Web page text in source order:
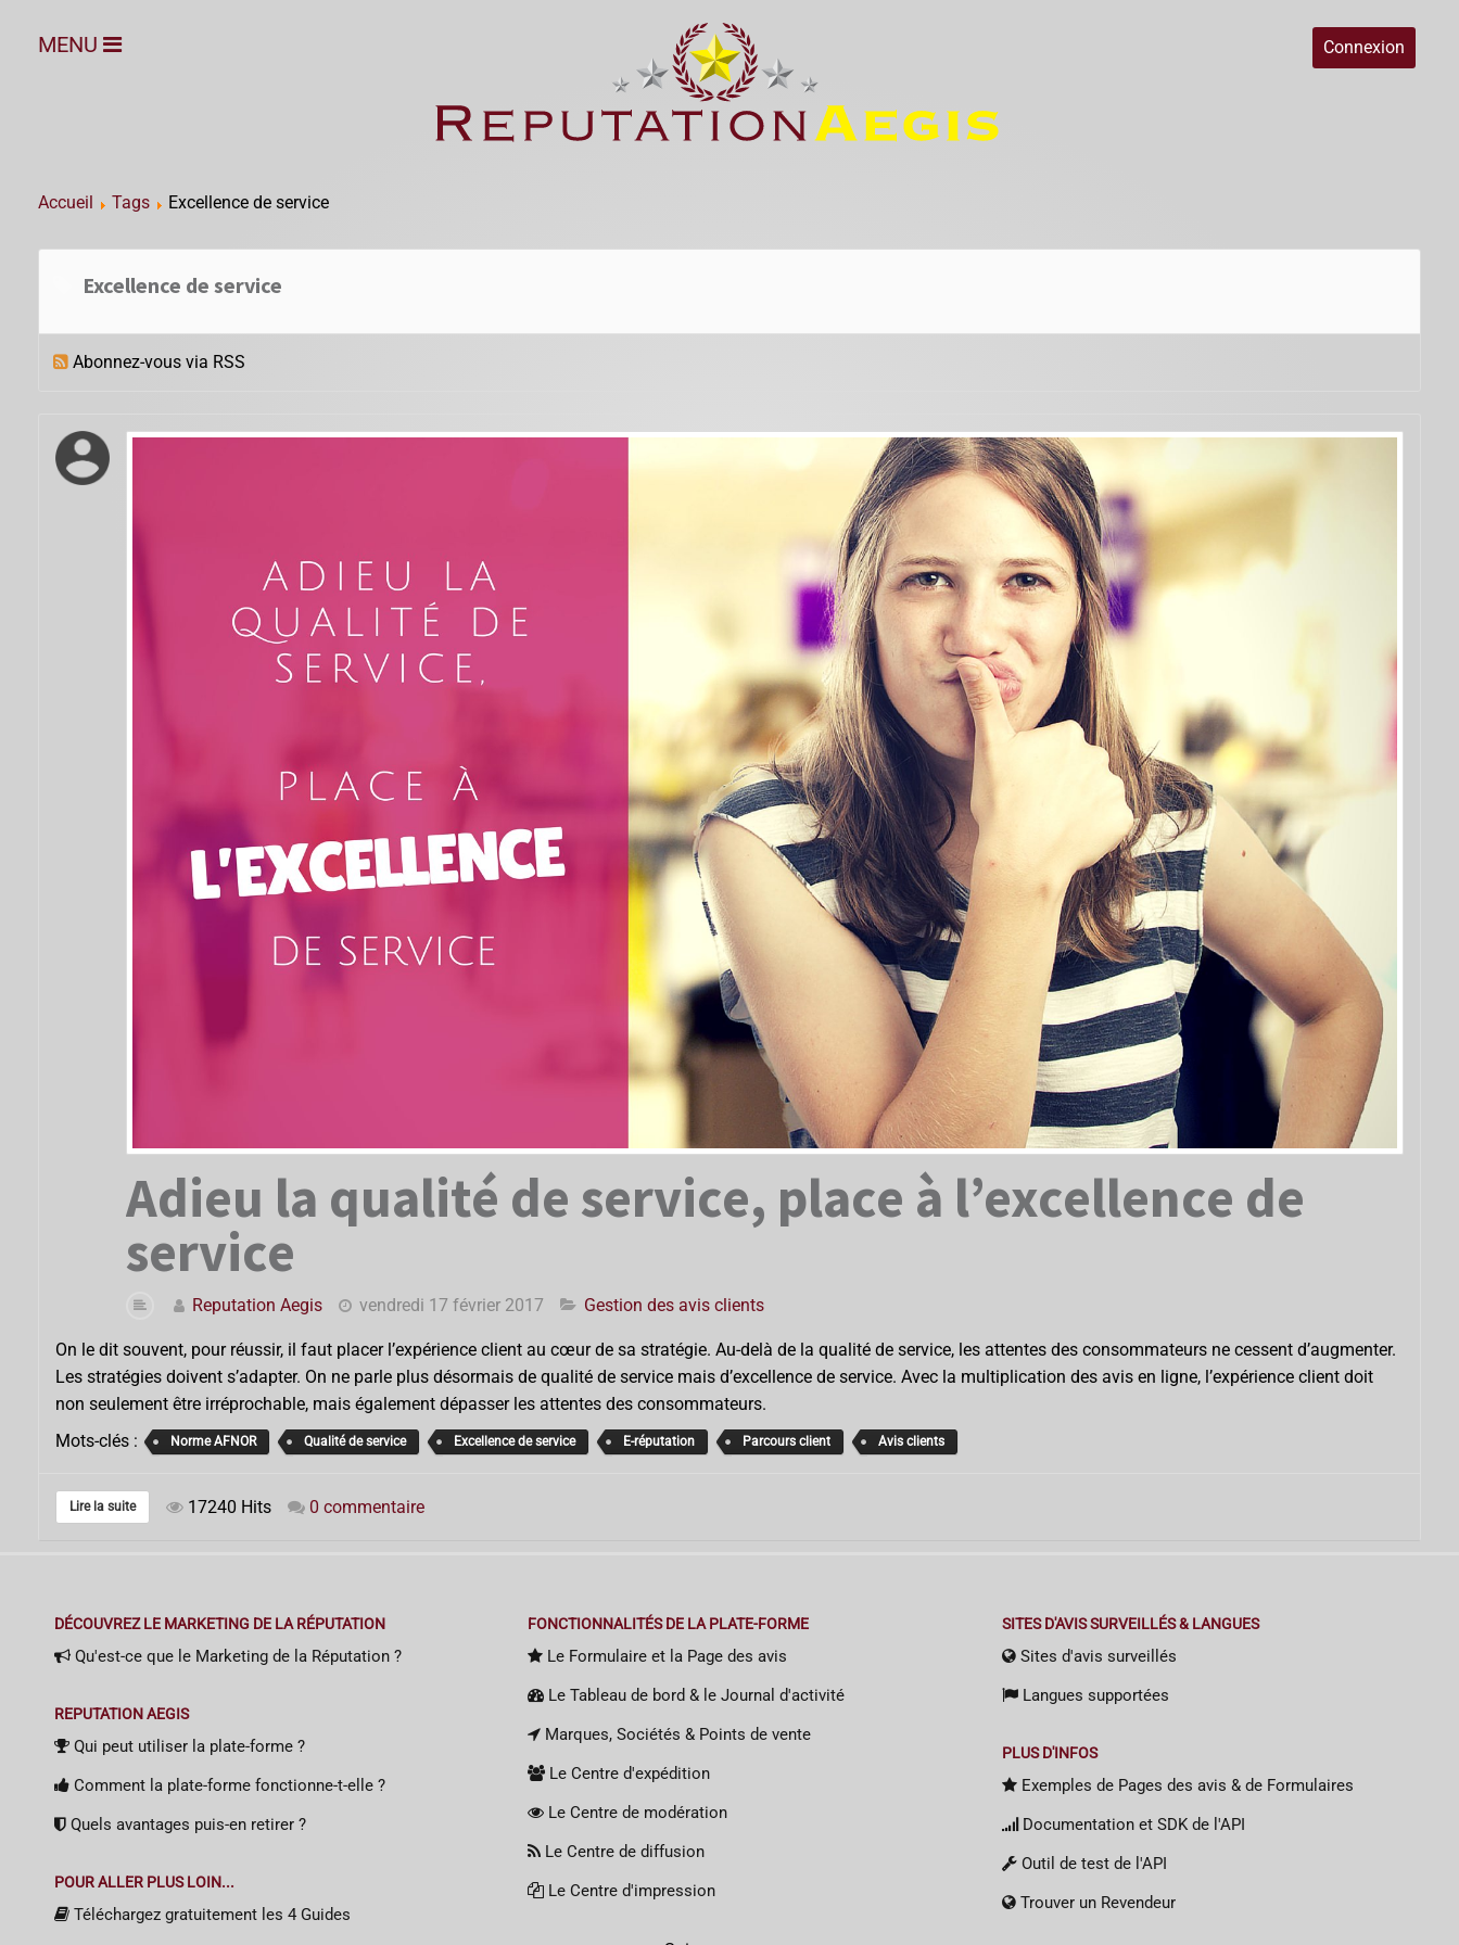
Connexion
MENU
Accueil Tags Excellence de service
Excellence de service
Abonnez-vous via RSS
Adieu la qualité de service, place à l’excellence de
service
Reputation Aegis vendredi 17 février 2017 Gestion des avis clients
On le dit souvent, pour réussir, il faut placer l’expérience client au cœur de sa stratégie. Au-delà de la qualité de service, les attentes des consommateurs ne cessent d’augmenter.
Les stratégies doivent s’adapter. On ne parle plus désormais de qualité de service mais d’excellence de service. Avec la multiplication des avis en ligne, l’expérience client doit
non seulement être irréprochable, mais également dépasser les attentes des consommateurs.
Mots-clés :
Norme AFNOR Qualité de service Excellence de service E-réputation Parcours client Avis clients
Lire la suite 17240 Hits 0 commentaire
DÉCOUVREZ LE MARKETING DE LA RÉPUTATION
Qu'est-ce que le Marketing de la Réputation ?
REPUTATION AEGIS
Qui peut utiliser la plate-forme ?
Comment la plate-forme fonctionne-t-elle ?
Quels avantages puis-en retirer ?
POUR ALLER PLUS LOIN...
Téléchargez gratuitement les 4 Guides
FONCTIONNALITÉS DE LA PLATE-FORME
Le Formulaire et la Page des avis
Le Tableau de bord & le Journal d'activité
Marques, Sociétés & Points de vente
Le Centre d'expédition
Le Centre de modération
Le Centre de diffusion
Le Centre d'impression
SITES D'AVIS SURVEILLÉS & LANGUES
Sites d'avis surveillés
Langues supportées
PLUS D'INFOS
Exemples de Pages des avis & de Formulaires
Documentation et SDK de l'API
Outil de test de l'API
Trouver un Revendeur